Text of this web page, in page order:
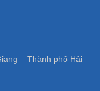
– Thành phố Hải